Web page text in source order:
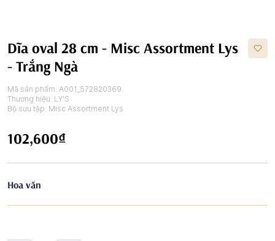
Dĩa oval 28 cm - Misc Assortment Lys
- Trắng Ngà
Mã sản phẩm: A001_572820369
Thương hiệu: LY'S
Bộ sưu tập: Misc Assortment Lys
102,600₫
Hoa văn